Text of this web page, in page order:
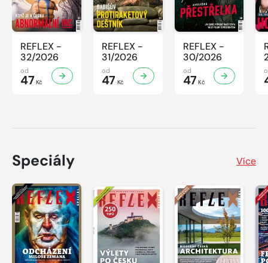
REFLEX -
32/2026
od
47 Kč
REFLEX -
31/2026
od
47 Kč
REFLEX -
30/2026
od
47Kč
Speciály Více